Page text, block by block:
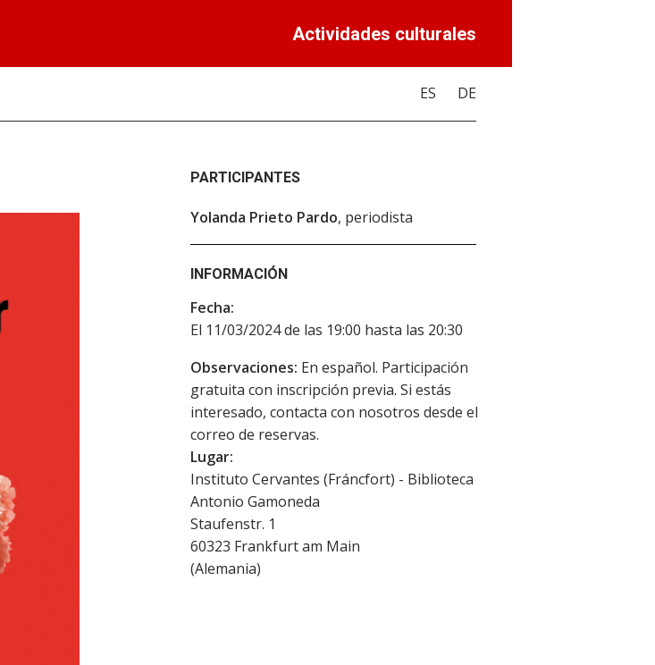
Actividades culturales
ES DE
PARTICIPANTES
Yolanda Prieto Pardo, periodista
INFORMACIÓN
Fecha:
El 11/03/2024 de las 19:00 hasta las 20:30
Observaciones: En español. Participación
gratuita con inscripción previa. Si estás
interesado, contacta con nosotros desde el
correo de reservas.
Lugar:
Instituto Cervantes (Fráncfort) - Biblioteca
Antonio Gamoneda
Staufenstr. 1
60323 Frankfurt am Main
(Alemania)